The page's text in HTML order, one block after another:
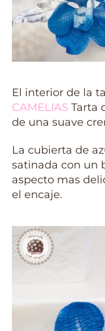
El interior de la
CAMELIAS Tarta
de una suave
La cubierta de
satinada con un
aspecto mas
el encaje.